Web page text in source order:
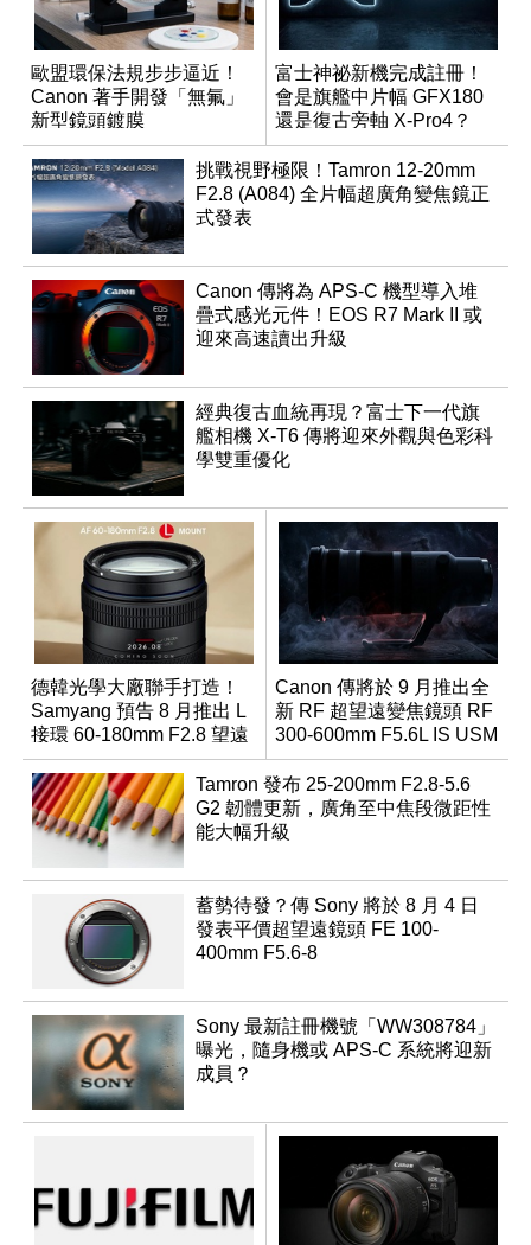
歐盟環保法規步步逼近！
Canon 著手開發「無氟」
新型鏡頭鍍膜
富士神祕新機完成註冊！
會是旗艦中片幅 GFX180
還是復古旁軸 X-Pro4？
挑戰視野極限！Tamron 12-20mm
F2.8 (A084) 全片幅超廣角變焦鏡正
式發表
Canon 傳將為 APS-C 機型導入堆
疊式感光元件！EOS R7 Mark II 或
迎來高速讀出升級
經典復古血統再現？富士下一代旗
艦相機 X-T6 傳將迎來外觀與色彩科
學雙重優化
德韓光學大廠聯手打造！
Samyang 預告 8 月推出 L
接環 60-180mm F2.8 望遠
變焦鏡
Canon 傳將於 9 月推出全
新 RF 超望遠變焦鏡頭 RF
300-600mm F5.6L IS USM
Tamron 發布 25-200mm F2.8-5.6
G2 韌體更新，廣角至中焦段微距性
能大幅升級
蓄勢待發？傳 Sony 將於 8 月 4 日
發表平價超望遠鏡頭 FE 100-
400mm F5.6-8
Sony 最新註冊機號「WW308784」
曝光，隨身機或 APS-C 系統將迎新
成員？